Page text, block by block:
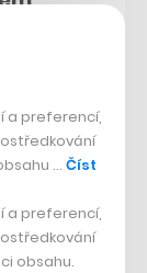
v
a preferencí,
… Číst
a preferencí,
obsahu.